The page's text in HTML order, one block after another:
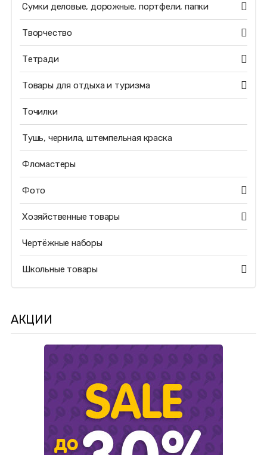
Сумки деловые, дорожные, портфели, папки
Творчество
Тетради
Товары для отдыха и туризма
Точилки
Тушь, чернила, штемпельная краска
Фломастеры
Фото
Хозяйственные товары
Чертёжные наборы
Школьные товары
АКЦИИ